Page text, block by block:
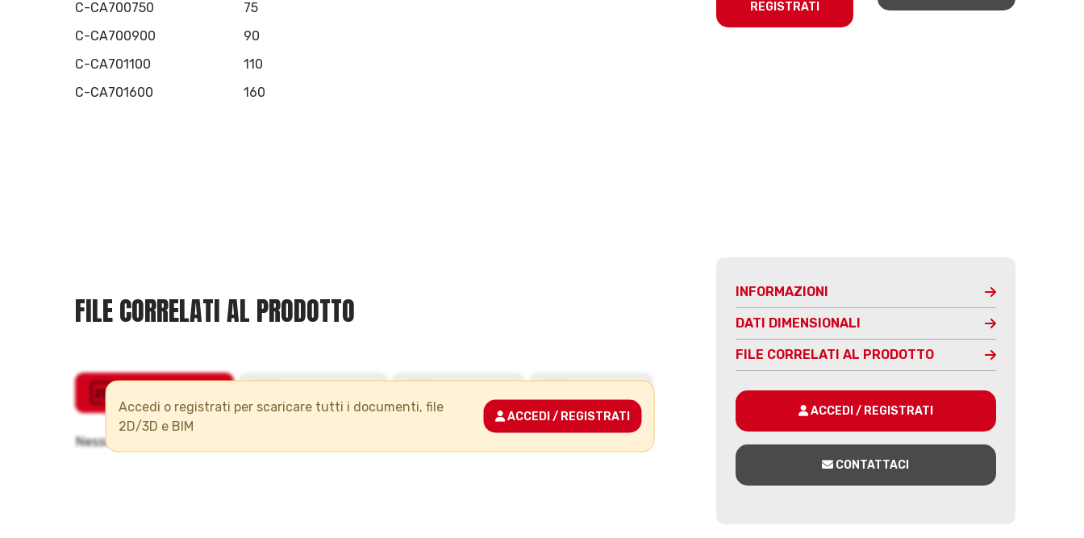
C-CA700750
75
C-CA700900
90
C-CA701100
110
C-CA701600
160
REGISTRATI
FILE CORRELATI AL PRODOTTO
Accedi o registrati per scaricare tutti i documenti, file
2D/3D e BIM
ACCEDI / REGISTRATI
INFORMAZIONI
DATI DIMENSIONALI
FILE CORRELATI AL PRODOTTO
ACCEDI / REGISTRATI
CONTATTACI